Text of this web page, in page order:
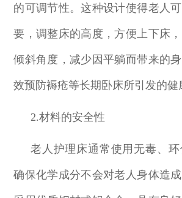
的可调节性。这种设计使得老人
要，调整床的高度，方便上下床
倾斜角度，减少因平躺而带来的
效预防褥疮等长期卧床所引发的健
2.材料的安全性
老人护理床通常使用无毒、环
确保化学成分不会对老人身体造